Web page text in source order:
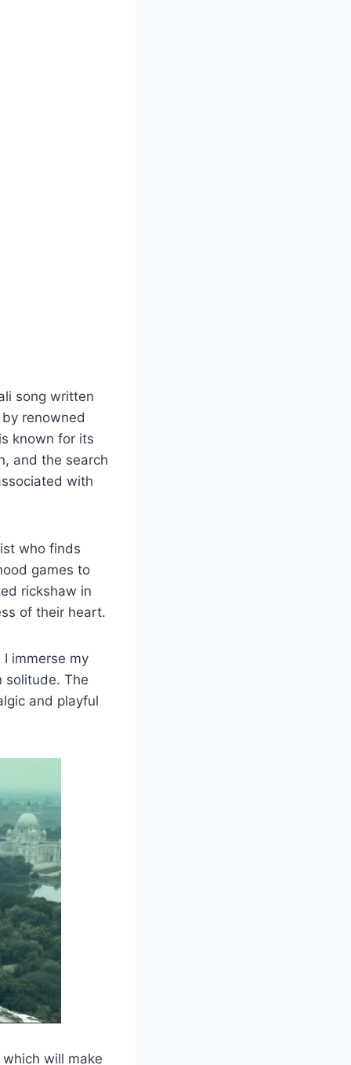
song written
renowned
known for its
and the search
with
who finds
games to
rickshaw in
of their heart.
I immerse my
solitude. The
and playful
which will make